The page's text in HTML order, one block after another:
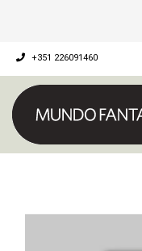
+351 226091460